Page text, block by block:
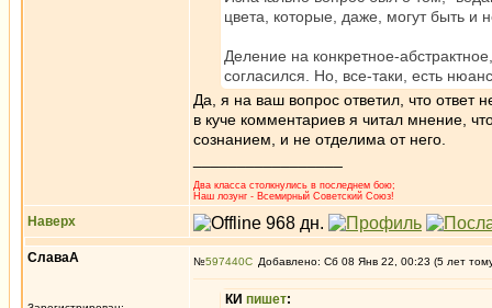
цвета, которые, даже, могут быть и
Деление на конкретное-
согласился. Но, все-таки, есть
Да, я на ваш вопрос ответил, что ответ
в куче комментариев я читал мнение,
сознанием, и не отделима от него.
Два класса столкнулись в последнем бою;
Наш лозунг - Всемирный Советский Союз!
Наверх
СлаваА №597440 Добавлено: Сб 08 Янв 22, 00:23 (5 лет
КИ пишет: